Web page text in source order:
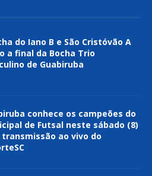
do Iano B e São Cristóvão A
a final da Bocha Trio
de Guabiruba
conhece os campeões do
de Futsal neste sábado (8)
transmissão ao vivo do